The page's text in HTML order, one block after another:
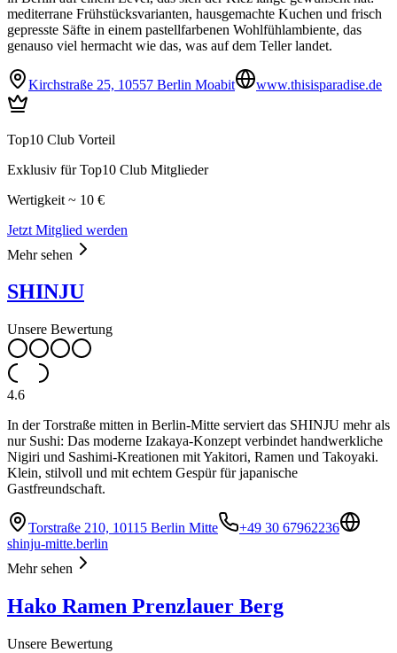
mediterrane Frühstücksvarianten, hausgemachte Kuchen und frisch
gepresste Säfte in einem pastellfarbenen Wohlfühlambiente, das
genauso viel hermacht wie das, was auf dem Teller landet.
Kirchstraße 25, 10557 Berlin Moabit www.thisisparadise.de
Top10 Club Vorteil
Exklusiv für Top10 Club Mitglieder
Wertigkeit ~ 10 €
Jetzt Mitglied werden
Mehr sehen
SHINJU
Unsere Bewertung
4.6
In der Torstraße mitten in Berlin-Mitte serviert das SHINJU mehr als
nur Sushi: Das moderne Izakaya-Konzept verbindet handwerkliche
Nigiri und Sashimi-Kreationen mit Yakitori, Ramen und Takoyaki.
Klein, stilvoll und mit echtem Gespür für japanische
Gastfreundschaft.
Torstraße 210, 10115 Berlin Mitte
+49 30 67962236
shinju-mitte.berlin
Mehr sehen
Hako Ramen Prenzlauer Berg
Unsere Bewertung